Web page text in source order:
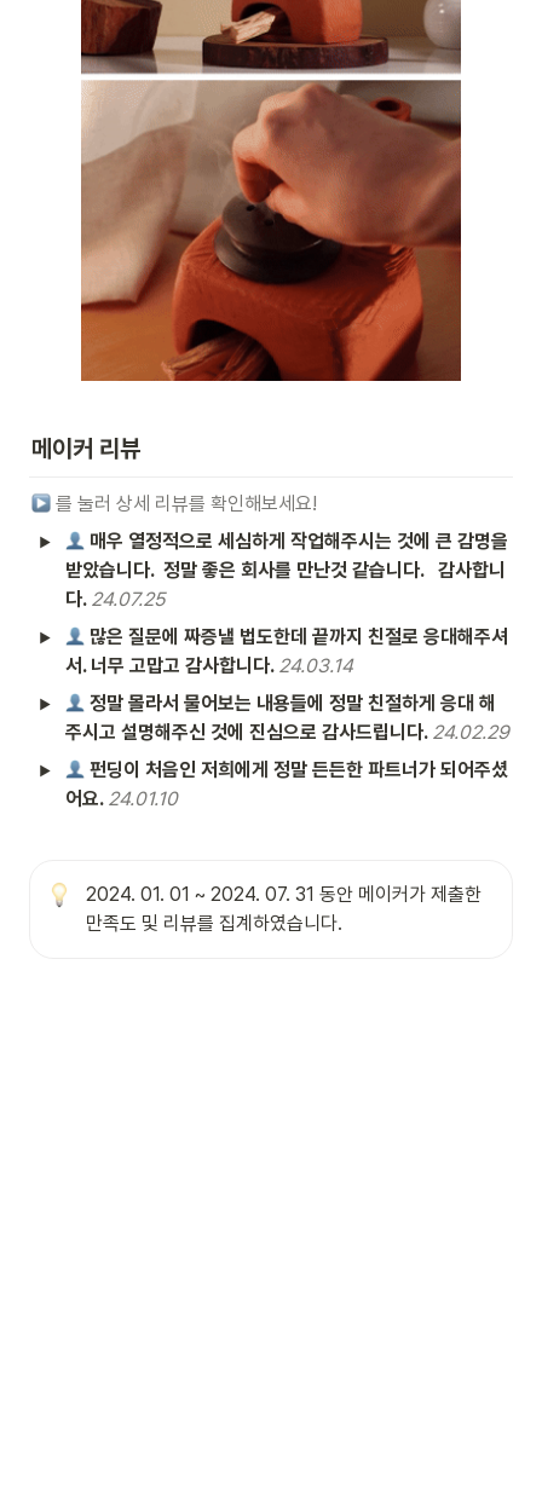
메이커 리뷰
를 눌러 상세 리뷰를 확인해보세요!
매우 열정적으로 세심하게 작업해주시는 것에 큰 감명을
받았습니다.  정말 좋은 회사를 만난것 같습니다.   감사합니
다. 24.07.25
많은 질문에 짜증낼 법도한데 끝까지 친절로 응대해주셔
서. 너무 고맙고 감사합니다. 24.03.14
정말 몰라서 물어보는 내용들에 정말 친절하게 응대 해
주시고 설명해주신 것에 진심으로 감사드립니다. 24.02.29
펀딩이 처음인 저희에게 정말 든든한 파트너가 되어주셨
어요. 24.01.10
2024. 01. 01 ~ 2024. 07. 31 동안 메이커가 제출한
만족도 및 리뷰를 집계하였습니다.